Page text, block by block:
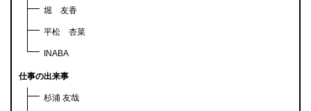
堀 友香
平松 杏菜
INABA
仕事の出来事
杉浦 友哉